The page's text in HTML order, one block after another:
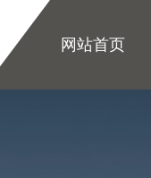
网站首页